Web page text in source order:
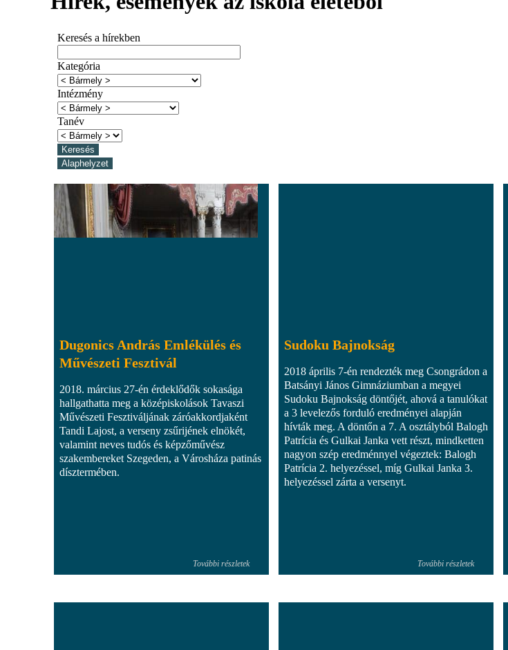
Keresés a hírekben
Kategória
Intézmény
Tanév
Dugonics András Emlékülés és
Művészeti Fesztivál
2018. március 27-én érdeklődők sokasága
hallgathatta meg a középiskolások Tavaszi
Művészeti Fesztiváljának záróakkordjaként
Tandi Lajost, a verseny zsűrijének elnökét,
valamint neves tudós és képzőművész
szakembereket Szegeden, a Városháza patinás
dísztermében.
További részletek
Sudoku Bajnokság
2018 április 7-én rendezték meg Csongrádon a
Batsányi János Gimnáziumban a megyei
Sudoku Bajnokság döntőjét, ahová a tanulókat
a 3 levelezős forduló eredményei alapján
hívták meg. A döntőn a 7. A osztályból Balogh
Patrícia és Gulkai Janka vett részt, mindketten
nagyon szép eredménnyel végeztek: Balogh
Patrícia 2. helyezéssel, míg Gulkai Janka 3.
helyezéssel zárta a versenyt.
További részletek